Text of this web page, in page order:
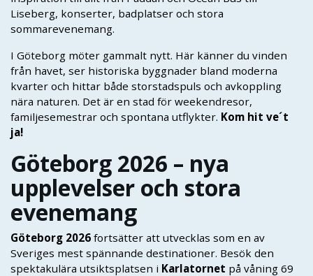
Liseberg, konserter, badplatser och stora
sommarevenemang.
I Göteborg möter gammalt nytt. Här känner du vinden
från havet, ser historiska byggnader bland moderna
kvarter och hittar både storstadspuls och avkoppling
nära naturen. Det är en stad för weekendresor,
familjesemestrar och spontana utflykter. Kom hit ve´t
ja!
Göteborg 2026 – nya
upplevelser och stora
evenemang
Göteborg 2026 fortsätter att utvecklas som en av
Sveriges mest spännande destinationer. Besök den
spektakulära utsiktsplatsen i Karlatornet på våning 69